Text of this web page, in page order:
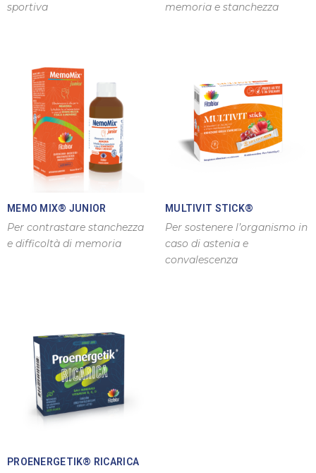
sportiva
memoria e stanchezza
MEMO MIX® JUNIOR
Per contrastare stanchezza
e difficoltà di memoria
MULTIVIT STICK®
Per sostenere l’organismo in
caso di astenia e
convalescenza
PROENERGETIK® RICARICA